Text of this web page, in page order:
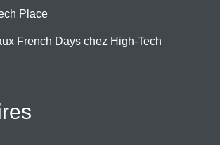
Place
French Days chez High-Tech